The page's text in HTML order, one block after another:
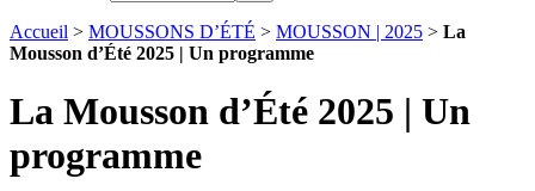
Accueil > MOUSSONS D’ÉTÉ > MOUSSON | 2025 > La
Mousson d’Été 2025 | Un programme
La Mousson d’Été 2025 | Un
programme